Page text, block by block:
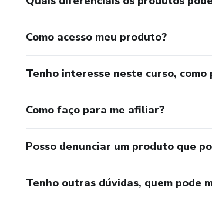
Como acesso meu produto?
Tenho interesse neste curso, como
Como faço para me afiliar?
Posso denunciar um produto que
Tenho outras dúvidas, quem pode